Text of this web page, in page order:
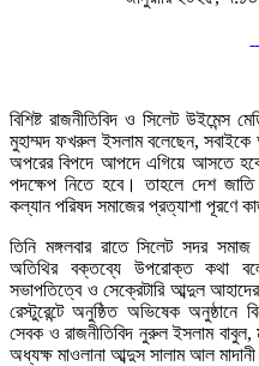
বিশিষ্ট রাজনীতিবিদ ও সিলেট উইমেন্স
মুহাম্মদ ফখরুল ইসলাম বলেছেন,
অপরের বিপদে আপদে এগিয়ে আসতে
পদক্ষেপ নিতে হবে। তাহলে দেশ
কল্যান পরিষদ সমাজের প্রত্যাশা পূরণে
তিনি মঙ্গলবার রাতে সিলেট সদর
অতিথির বক্তব্যে উপরোক্ত কথা
সভাপতিত্বে ও সেক্রেটারি আব্দুল আহাদের
রেস্টুরেন্টে অনুষ্ঠিত অভিষেক অনুষ্ঠানে
সেবক ও রাজনীতিবিদ নুরুল ইসলাম বাবুল,
অধ্যক্ষ মাওলানা আব্দুস সালাম আল